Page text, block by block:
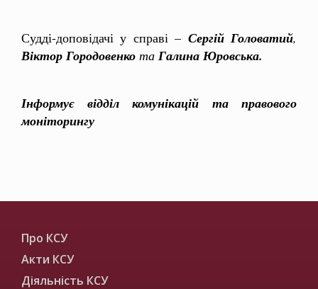
Судді-доповідачі у справі – Сергій Головатий,
Віктор Городовенко та Галина Юровська.
Інформує відділ комунікацій та правового
моніторингу
Про КСУ
Акти КСУ
Діяльність КСУ